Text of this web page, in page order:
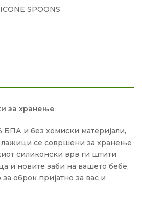
SPOONS
за хранење
БПА и без хемиски материјали,
се совршени за хранење
силиконски врв ги штити
и новите заби на вашето бебе,
оброк пријатно за вас и